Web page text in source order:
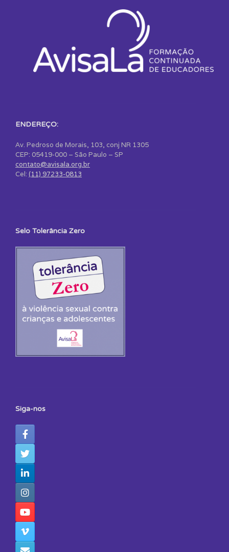
ENDEREÇO:
Av. Pedroso de Morais, 103, conj NR 1305
CEP: 05419-000 – São Paulo – SP
contato@avisala.org.br
Cel: (11) 97233-0813
Selo Tolerância Zero
Siga-nos